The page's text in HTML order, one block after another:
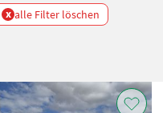
x alle Filter löschen